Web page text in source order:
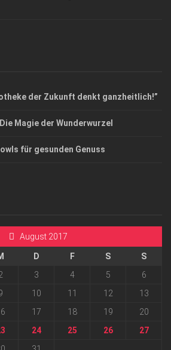
/ Ostsachsen
der Zukunft denkt ganzheitlich!”
Magie der Wunderwurzel
für gesunden Genuss
August 2017
D F S
S
3 4 5
6
10 11 12
13
17 18 19
20
24 25 26
27